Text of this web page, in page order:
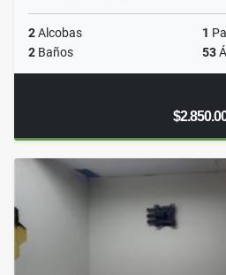
2Alcobas 1
2 Baños 53